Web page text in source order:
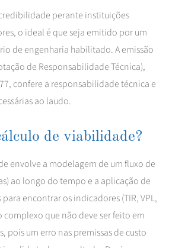
perante instituições
o ideal é que seja emitido por um
de engenharia habilitado. A emissão
de Responsabilidade Técnica),
confere a responsabilidade técnica e
ao laudo.
de viabilidade?
envolve a modelagem de um fluxo de
ao longo do tempo e a aplicação de
encontrar os indicadores (TIR, VPL,
complexo que não deve ser feito em
pois um erro nas premissas de custo